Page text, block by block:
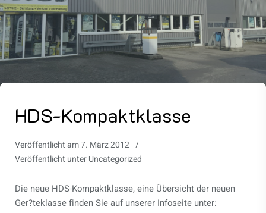
HDS-Kompaktklasse
Veröffentlicht am7. März 2012
Veröffentlicht unterUncategorized
Die neue HDS-Kompaktklasse, eine Übersicht der neuen
Ger?teklasse finden Sie auf unserer Infoseite unter: